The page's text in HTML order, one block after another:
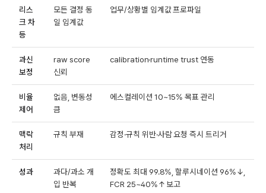
리스
크 차
등
모든 결정 동
일 임계값
업무/상황별 임계값 프로파일
과신
보정
raw score
신뢰
calibration·runtime trust 연동
비율
제어
없음, 변동성
큼
에스컬레이션 10~15% 목표 관리
맥락
처리
규칙 부재 감정·규칙 위반·사람 요청 즉시 트리거
성과
과다/과소 개
입 반복
정확도 최대 99.8%, 할루시네이션 96%↓,
FCR 25~40%↑ 보고